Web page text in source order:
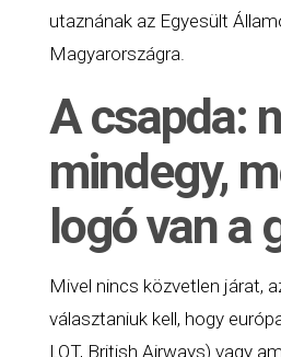
utaznának az Egyesült
Magyarországra.
A csapda:
mindegy,
logó van a
Mivel nincs közvetlen járat,
választaniuk kell, hogy
LOT, British Airways) vagy